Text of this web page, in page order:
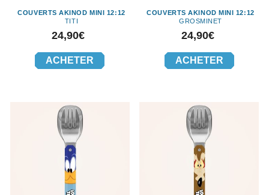
COUVERTS AKINOD MINI 12:12
TITI
Prix
24,90€
ACHETER
COUVERTS AKINOD MINI 12:12
GROSMINET
Prix
24,90€
ACHETER